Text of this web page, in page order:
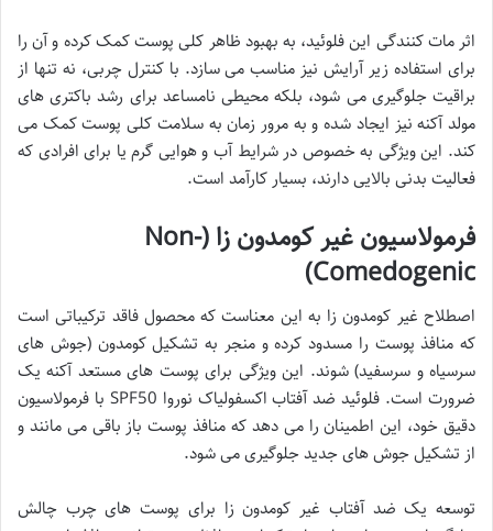
اثر مات کنندگی این فلوئید، به بهبود ظاهر کلی پوست کمک کرده و آن را
برای استفاده زیر آرایش نیز مناسب می سازد. با کنترل چربی، نه تنها از
براقیت جلوگیری می شود، بلکه محیطی نامساعد برای رشد باکتری های
مولد آکنه نیز ایجاد شده و به مرور زمان به سلامت کلی پوست کمک می
کند. این ویژگی به خصوص در شرایط آب و هوایی گرم یا برای افرادی که
فعالیت بدنی بالایی دارند، بسیار کارآمد است.
فرمولاسیون غیر کومدون زا (Non-
Comedogenic)
اصطلاح غیر کومدون زا به این معناست که محصول فاقد ترکیباتی است
که منافذ پوست را مسدود کرده و منجر به تشکیل کومدون (جوش های
سرسیاه و سرسفید) شوند. این ویژگی برای پوست های مستعد آکنه یک
ضرورت است. فلوئید ضد آفتاب اکسفولیاک نوروا SPF50 با فرمولاسیون
دقیق خود، این اطمینان را می دهد که منافذ پوست باز باقی می مانند و
از تشکیل جوش های جدید جلوگیری می شود.
توسعه یک ضد آفتاب غیر کومدون زا برای پوست های چرب چالش